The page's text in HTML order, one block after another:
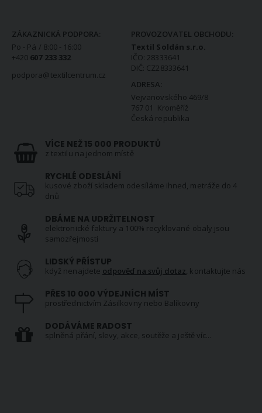
ZÁKAZNICKÁ PODPORA:
Po - Pá / 8:00 - 16:00
+420 607 233 332
podpora@textilcentrum.cz
PROVOZOVATEL OBCHODU:
Textil Soldán s.r.o.
IČO: 28333641
DIČ: CZ28333641
ADRESA:
Vejvanovského 469/8
767 01 Kroměříž
Česká republika
VÍCE NEŽ 15 000 PRODUKTŮ
z textilu na jednom místě
RYCHLÉ ODESLÁNÍ
kusové zboží skladem odesíláme ihned, metráže do 4
dnů
DBÁME NA UDRŽITELNOST
elektronické faktury a 100% recyklované obaly jsou
samozřejmostí
LIDSKÝ PŘÍSTUP
když nenajdete odpověď na svůj dotaz, kontaktujte nás
PŘES 10 000 VÝDEJNÍCH MÍST
prostřednictvím Zásilkovny nebo Balíkovny
DODÁVÁME RADOST
splněná přání, slevy, akce, soutěže a ještě víc...